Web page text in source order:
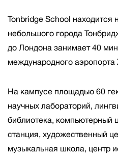
Tonbridge School находится
небольшого города
до Лондона занимает 40
международного
На кампусе площадью 60
научных лабораторий,
библиотека, компьютерный
станция, художественный
музыкальная школа, центр